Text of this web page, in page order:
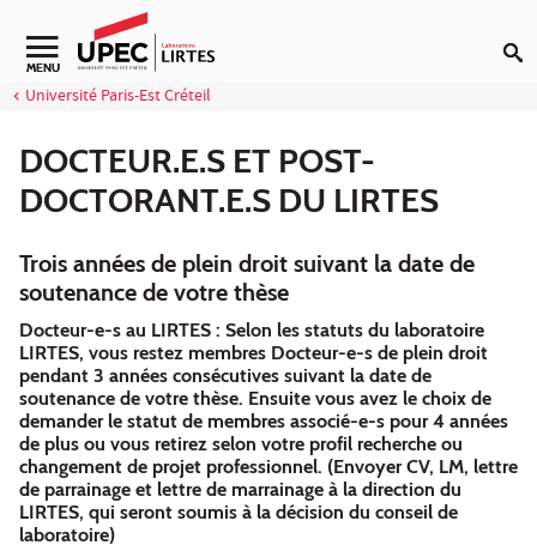
Aller au contenu
Navigation secondaire
MENU
Université Paris-Est Créteil
DOCTEUR.E.S ET POST-
DOCTORANT.E.S DU LIRTES
Trois années de plein droit suivant la date de
soutenance de votre thèse
Docteur-e-s au LIRTES : Selon les statuts du laboratoire
LIRTES, vous restez membres Docteur-e-s de plein droit
pendant 3 années consécutives suivant la date de
soutenance de votre thèse. Ensuite vous avez le choix de
demander le statut de membres associé-e-s pour 4 années
de plus ou vous retirez selon votre profil recherche ou
changement de projet professionnel. (Envoyer CV, LM, lettre
de parrainage et lettre de marrainage à la direction du
LIRTES, qui seront soumis à la décision du conseil de
laboratoire)